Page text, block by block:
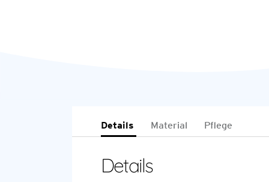
Details Material Pflege
Details